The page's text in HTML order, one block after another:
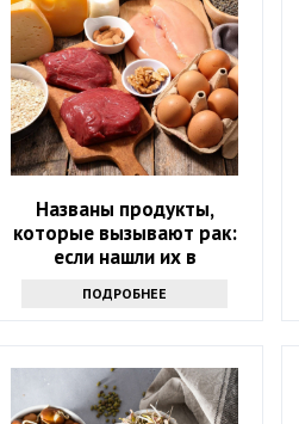
Названы продукты,
которые вызывают рак:
если нашли их в
выбрасывайте
ПОДРОБНЕЕ